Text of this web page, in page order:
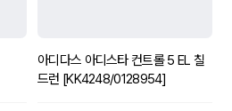
아디다스 아디스타 컨트롤 5 EL 칠
드런 [KK4248/0128954]